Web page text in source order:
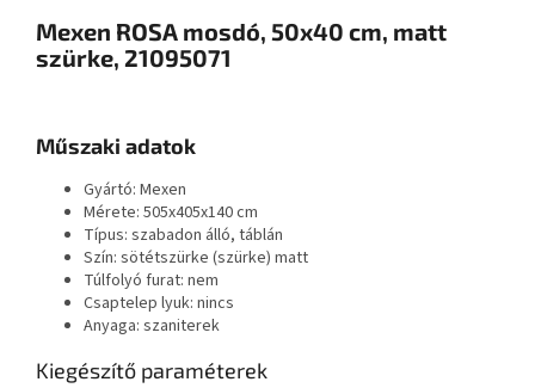
Mexen ROSA mosdó, 50x40 cm, matt
szürke, 21095071
Műszaki adatok
Gyártó: Mexen
Mérete: 505x405x140 cm
Típus: szabadon álló, táblán
Szín: sötétszürke (szürke) matt
Túlfolyó furat: nem
Csaptelep lyuk: nincs
Anyaga: szaniterek
Kiegészítő paraméterek